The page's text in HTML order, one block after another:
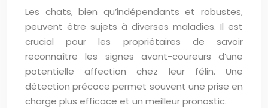
Les chats, bien qu’indépendants et robustes,
peuvent être sujets à diverses maladies. Il est
crucial pour les propriétaires de savoir
reconnaître les signes avant-coureurs d’une
potentielle affection chez leur félin. Une
détection précoce permet souvent une prise en
charge plus efficace et un meilleur pronostic.